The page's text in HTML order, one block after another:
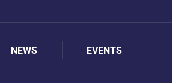
NEWS EVENTS